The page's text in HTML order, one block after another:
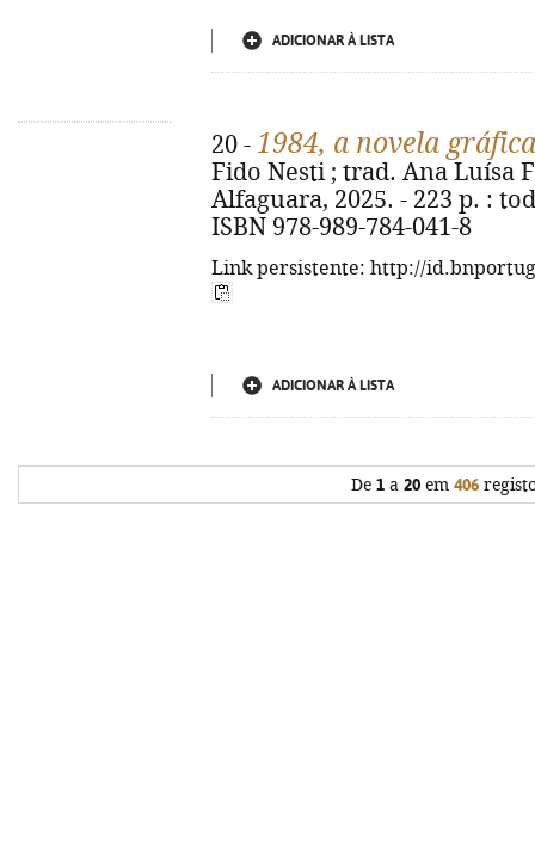
ADICIONAR À LISTA
20 - 1984, a novela gráfica
Fido Nesti ; trad. Ana Luísa
Alfaguara, 2025. - 223 p. :
ISBN 978-989-784-041-8
Link persistente: http://
ADICIONAR À LISTA
De 1 a 20 em 406